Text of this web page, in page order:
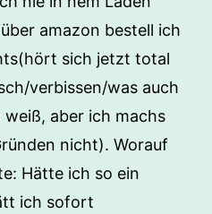
amazon bestell ich
sich jetzt total
verbissen/was auch
aber ich machs
nicht). Worauf
Hätte ich so ein
ich sofort